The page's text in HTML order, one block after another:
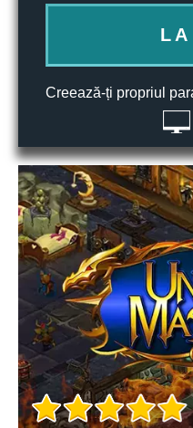
Creează-ți propriul